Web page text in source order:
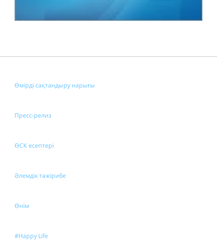
Өмірді сақтандыру нарығы
Пресс-релиз
ӨСК есептері
Әлемдік тәжірибе
Өнім
#Happy Life